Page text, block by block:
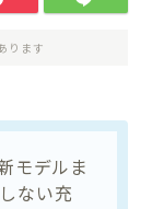
ります
モデルま
ない充